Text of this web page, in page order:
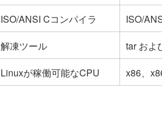
ISO/ANSI Cコンパイラ
ISO/
解凍ツール
tar およ
Linuxが稼働可能なCPU x86、